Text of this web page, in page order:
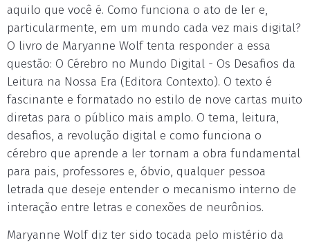
aquilo que você é. Como funciona o ato de ler e,
particularmente, em um mundo cada vez mais digital?
O livro de Maryanne Wolf tenta responder a essa
questão: O Cérebro no Mundo Digital - Os Desafios da
Leitura na Nossa Era (Editora Contexto). O texto é
fascinante e formatado no estilo de nove cartas muito
diretas para o público mais amplo. O tema, leitura,
desafios, a revolução digital e como funciona o
cérebro que aprende a ler tornam a obra fundamental
para pais, professores e, óbvio, qualquer pessoa
letrada que deseje entender o mecanismo interno de
interação entre letras e conexões de neurônios.
Maryanne Wolf diz ter sido tocada pelo mistério da